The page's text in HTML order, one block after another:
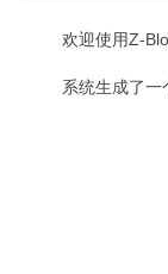
欢迎使用Z-
系统生成了